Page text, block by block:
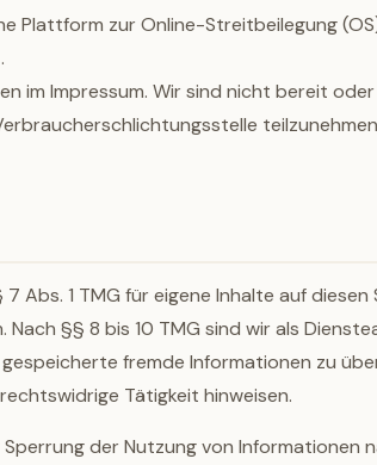
Plattform zur Online-Streitbeilegung
.
im Impressum. Wir sind nicht bereit
Abs. 1 TMG für eigene Inhalte auf diesen
§§ 8 bis 10 TMG sind wir als
fremde Informationen zu
Tätigkeit hinweisen.
der Nutzung von Informationen